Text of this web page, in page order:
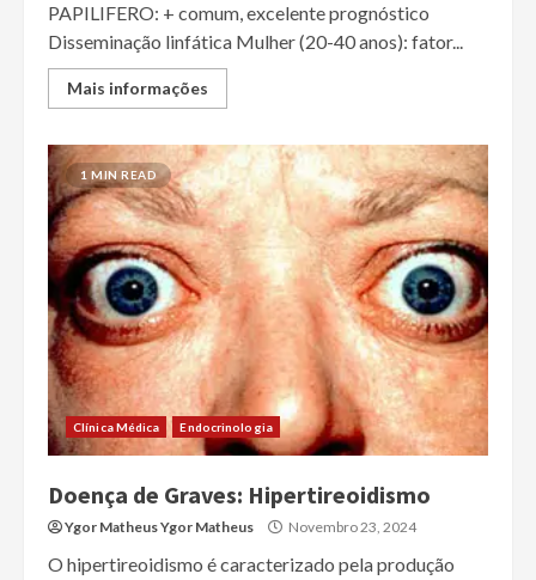
PAPILIFERO: + comum, excelente prognóstico
Disseminação linfática Mulher (20-40 anos): fator...
Mais informações
1 MIN READ
Clínica Médica Endocrinologia
Doença de Graves: Hipertireoidismo
Ygor Matheus Ygor Matheus Novembro 23, 2024
O hipertireoidismo é caracterizado pela produção